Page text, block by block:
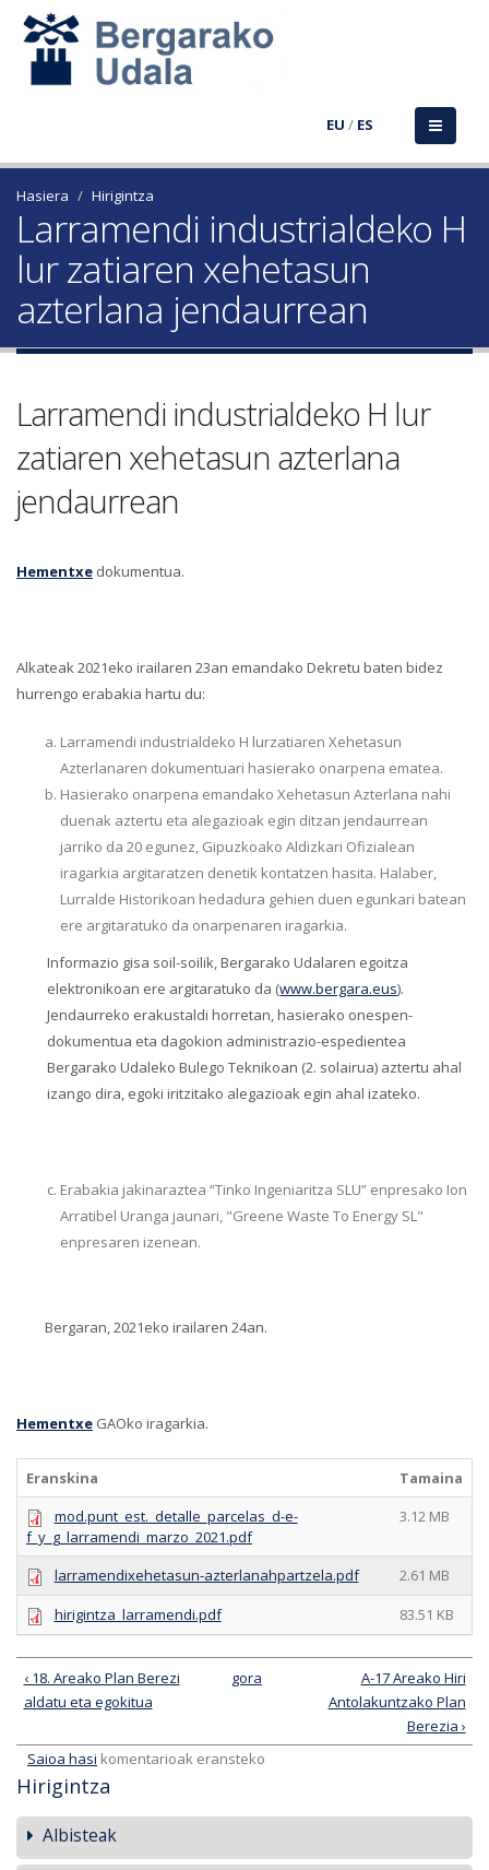
EU / ES
Hasiera Hirigintza
Larramendi industrialdeko H
lur zatiaren xehetasun
azterlana jendaurrean
Larramendi industrialdeko H lur
zatiaren xehetasun azterlana
jendaurrean
Hementxe dokumentua.
Alkateak 2021eko irailaren 23an emandako Dekretu baten bidez
hurrengo erabakia hartu du:
Larramendi industrialdeko H lurzatiaren Xehetasun
Azterlanaren dokumentuari hasierako onarpena ematea.
Hasierako onarpena emandako Xehetasun Azterlana nahi
duenak aztertu eta alegazioak egin ditzan jendaurrean
jarriko da 20 egunez, Gipuzkoako Aldizkari Ofizialean
iragarkia argitaratzen denetik kontatzen hasita. Halaber,
Lurralde Historikoan hedadura gehien duen egunkari batean
ere argitaratuko da onarpenaren iragarkia.
Informazio gisa soil-soilik, Bergarako Udalaren egoitza
elektronikoan ere argitaratuko da (www.bergara.eus).
Jendaurreko erakustaldi horretan, hasierako onespen-
dokumentua eta dagokion administrazio-espedientea
Bergarako Udaleko Bulego Teknikoan (2. solairua) aztertu ahal
izango dira, egoki iritzitako alegazioak egin ahal izateko.
Erabakia jakinaraztea “Tinko Ingeniaritza SLU” enpresako Ion
Arratibel Uranga jaunari, "Greene Waste To Energy SL"
enpresaren izenean.
Bergaran, 2021eko irailaren 24an.
Hementxe GAOko iragarkia.
Eranskina
Tamaina
mod.punt_est._detalle_parcelas_d-e-
f_y_g_larramendi_marzo_2021.pdf
3.12 MB
larramendixehetasun-azterlanahpartzela.pdf
2.61 MB
hirigintza_larramendi.pdf
83.51 KB
‹ 18. Areako Plan Berezi
aldatu eta egokitua
gora
A-17 Areako Hiri
Antolakuntzako Plan
Berezia ›
Saioa hasi komentarioak eransteko
Hirigintza
Albisteak